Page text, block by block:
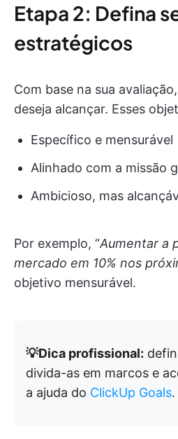
Etapa 2: Defina
estratégicos
Com base na sua
deseja alcançar. Esses
Específico e mensurável
Alinhado com a missão
Ambicioso, mas
Por exemplo, “Aumentar a
mercado em 10% nos
objetivo mensurável.
💡Dica profissional:
divida-as em marcos e
a ajuda do ClickUp Goals.